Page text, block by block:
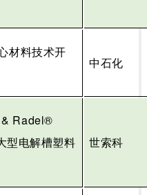
材料技术开
中石化
Radel®
型电解槽塑料
世索科